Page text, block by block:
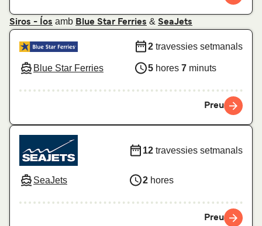
Siros - Íos amb Blue Star Ferries & SeaJets
Blue Star Ferries
2 travessies setmanals
5 hores 7 minuts
Preu
SeaJets
12 travessies setmanals
2 hores
Preu